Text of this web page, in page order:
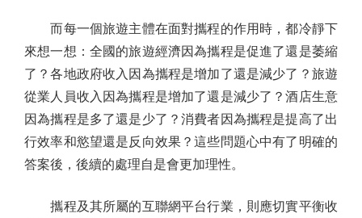
而每一個旅遊主體在面對攜程的作用時，都冷靜下
來想一想：全國的旅遊經濟因為攜程是促進了還是萎縮
了？各地政府收入因為攜程是增加了還是減少了？旅遊
從業人員收入因為攜程是增加了還是減少了？酒店生意
因為攜程是多了還是少了？消費者因為攜程是提高了出
行效率和慾望還是反向效果？這些問題心中有了明確的
答案後，後續的處理自是會更加理性。
攜程及其所屬的互聯網平台行業，則應切實平衡收